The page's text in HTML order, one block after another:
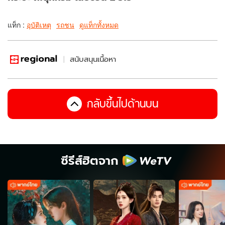
แท็ก : อุบัติเหตุ รถชน ดูแท็กทั้งหมด
สนับสนุนเนื้อหา
กลับขึ้นไปด้านบน
ซีรีส์ฮิตจาก